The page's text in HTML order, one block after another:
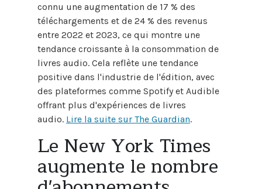
connu une augmentation de 17 % des
téléchargements et de 24 % des revenus
entre 2022 et 2023, ce qui montre une
tendance croissante à la consommation de
livres audio. Cela reflète une tendance
positive dans l'industrie de l'édition, avec
des plateformes comme Spotify et Audible
offrant plus d'expériences de livres
audio. Lire la suite sur The Guardian.
Le New York Times
augmente le nombre